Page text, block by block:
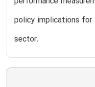
policy implications for
sector.